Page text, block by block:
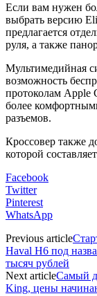
Если вам нужен
выбрать версию
предлагается
руля, а также
Мультимедийная
возможность
протоколам Apple
более
разъемов.
Кроссовер также
которой
Facebook
Twitter
Pinterest
WhatsApp
Previous article
Haval H6 под
тысяч рублей
Next articleСамый
King, цены